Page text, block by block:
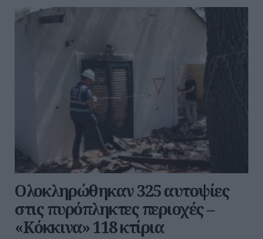
Ολοκληρώθηκαν 325 αυτοψίες
στις πυρόπληκτες περιοχές –
«Κόκκινα» 118 κτίρια